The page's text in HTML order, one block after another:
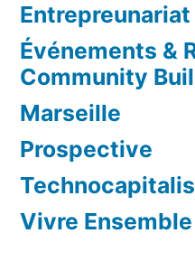
Entrepreunariat
Événements &
Community
Marseille
Prospective
Vivre Ensemble